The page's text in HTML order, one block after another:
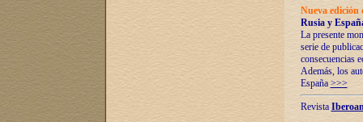
Nueva
Rusia y
La presente
serie de
consecuencias
Además, los
España >>>
Revista